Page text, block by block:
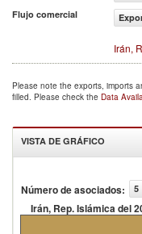
Flujo comercial
Irán,
Please note the exports, imports
filled. Please check the Data
VISTA DE GRÁFICO
Número de asociados: 5
Irán, Rep. Islámica del